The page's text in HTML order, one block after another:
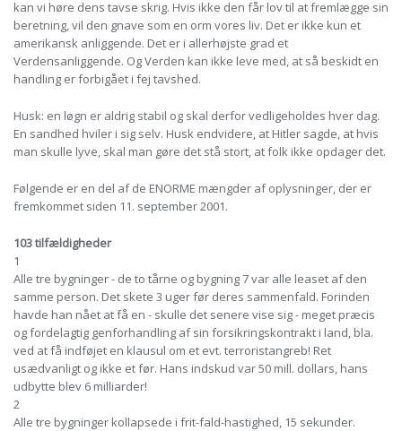
kan vi høre dens tavse skrig. Hvis ikke den får lov til at fremlægge sin
beretning, vil den gnave som en orm vores liv. Det er ikke kun et
amerikansk anliggende. Det er i allerhøjste grad et
Verdensanliggende. Og Verden kan ikke leve med, at så beskidt en
handling er forbigået i fej tavshed.
Husk: en løgn er aldrig stabil og skal derfor vedligeholdes hver dag.
En sandhed hviler i sig selv. Husk endvidere, at Hitler sagde, at hvis
man skulle lyve, skal man gøre det stå stort, at folk ikke opdager det.
Følgende er en del af de ENORME mængder af oplysninger, der er
fremkommet siden 11. september 2001.
103 tilfældigheder
1
Alle tre bygninger - de to tårne og bygning 7 var alle leaset af den
samme person. Det skete 3 uger før deres sammenfald. Forinden
havde han nået at få en - skulle det senere vise sig - meget præcis
og fordelagtig genforhandling af sin forsikringskontrakt i land, bla.
ved at få indføjet en klausul om et evt. terroristangreb! Ret
usædvanligt og ikke et før. Hans indskud var 50 mill. dollars, hans
udbytte blev 6 milliarder!
2
Alle tre bygninger kollapsede i frit-fald-hastighed, 15 sekunder.